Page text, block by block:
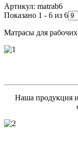
Артикул: matrab6
Показано 1 - 6 из 6
Матрасы для рабочих
Наша продукция